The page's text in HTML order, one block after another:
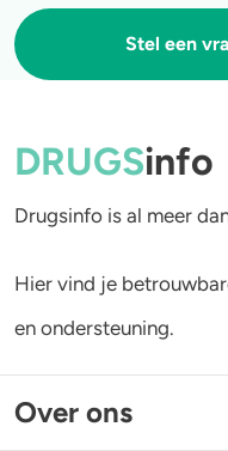
Stel een
DRUGSinfo
Drugsinfo is al meer
Hier vind je
en ondersteuning.
Over ons